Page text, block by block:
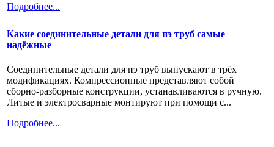
Подробнее...
Какие соединительные детали для пэ труб самые
надёжные
Соединительные детали для пэ труб выпускают в трёх
модификациях. Компрессионные представляют собой
сборно-разборные конструкции, устанавливаются в ручную.
Литые и электросварные монтируют при помощи с...
Подробнее...